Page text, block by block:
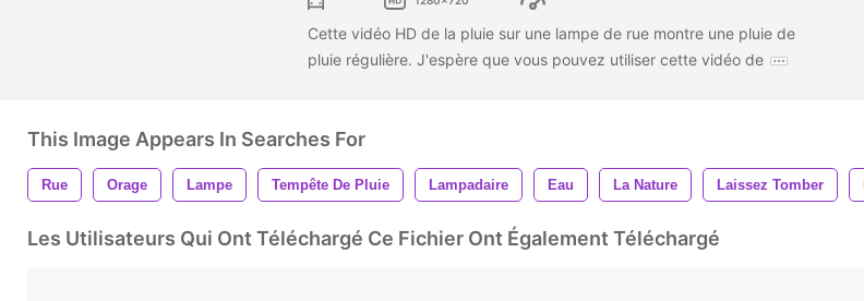
Cette vidéo HD de la pluie sur une lampe de rue montre une pluie de
pluie régulière. J'espère que vous pouvez utiliser cette vidéo de
This Image Appears In Searches For
Rue Orage Lampe Tempête De Pluie Lampadaire Eau La Nature Laissez Tomber
Les Utilisateurs Qui Ont Téléchargé Ce Fichier Ont Également Téléchargé